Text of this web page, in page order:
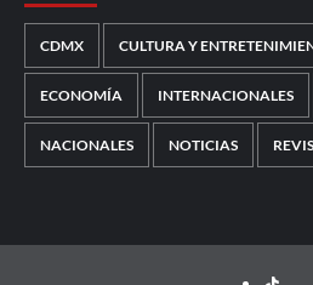
CDMX CULTURA Y
ECONOMÍA INTERNACIONALES
NACIONALES NOTICIAS